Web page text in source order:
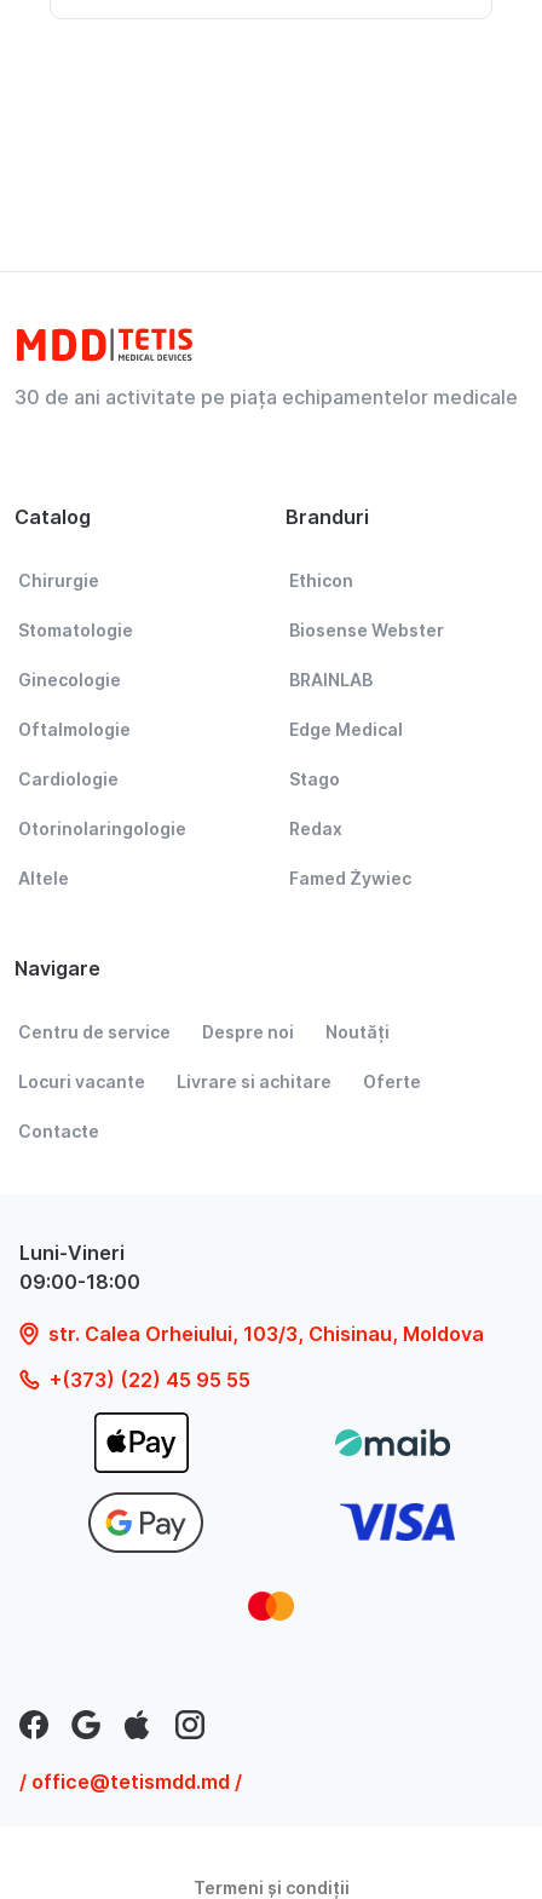
30 de ani activitate pe piața echipamentelor medicale
Catalog
Chirurgie
Stomatologie
Ginecologie
Oftalmologie
Cardiologie
Otorinolaringologie
Altele
Branduri
Ethicon
Biosense Webster
BRAINLAB
Edge Medical
Stago
Redax
Famed Żywiec
Navigare
Centru de service Despre noi Noutăți
Locuri vacante Livrare si achitare Oferte
Contacte
Luni-Vineri
09:00-18:00
str. Calea Orheiului, 103/3, Chisinau, Moldova
+(373) (22) 45 95 55
/ office@tetismdd.md /
Termeni și condiții